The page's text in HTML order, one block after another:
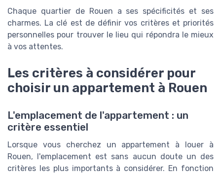
Chaque quartier de Rouen a ses spécificités et ses
charmes. La clé est de définir vos critères et priorités
personnelles pour trouver le lieu qui répondra le mieux
à vos attentes.
Les critères à considérer pour
choisir un appartement à Rouen
L'emplacement de l'appartement : un
critère essentiel
Lorsque vous cherchez un appartement à louer à
Rouen, l'emplacement est sans aucun doute un des
critères les plus importants à considérer. En fonction